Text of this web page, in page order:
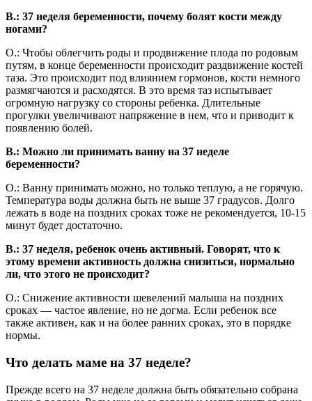
В.: 37 неделя беременности, почему болят кости между
ногами?
О.: Чтобы облегчить роды и продвижение плода по родовым
путям, в конце беременности происходит раздвижение костей
таза. Это происходит под влиянием гормонов, кости немного
размягчаются и расходятся. В это время таз испытывает
огромную нагрузку со стороны ребенка. Длительные
прогулки увеличивают напряжение в нем, что и приводит к
появлению болей.
В.: Можно ли принимать ванну на 37 неделе
беременности?
О.: Ванну принимать можно, но только теплую, а не горячую.
Температура воды должна быть не выше 37 градусов. Долго
лежать в воде на поздних сроках тоже не рекомендуется, 10-15
минут будет достаточно.
В.: 37 неделя, ребенок очень активный. Говорят, что к
этому времени активность должна снизиться, нормально
ли, что этого не происходит?
О.: Снижение активности шевелений малыша на поздних
сроках — частое явление, но не догма. Если ребенок все
также активен, как и на более ранних сроках, это в порядке
нормы.
Что делать маме на 37 неделе?
Прежде всего на 37 неделе должна быть обязательно собрана